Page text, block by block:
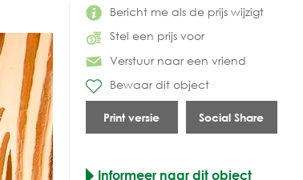
Bericht me als de prijs wijzigt
Stel een prijs voor
Verstuur naar een vriend
Bewaar dit object
Print versie Social Share
Informeer naar dit object